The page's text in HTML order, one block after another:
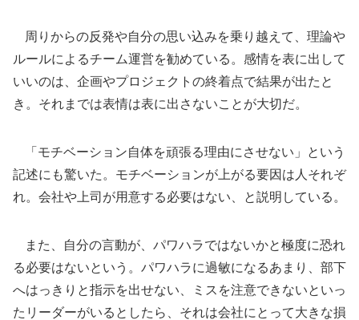
周りからの反発や自分の思い込みを乗り越えて、理論や
ルールによるチーム運営を勧めている。感情を表に出して
いいのは、企画やプロジェクトの終着点で結果が出たと
き。それまでは表情は表に出さないことが大切だ。
「モチベーション自体を頑張る理由にさせない」という
記述にも驚いた。モチベーションが上がる要因は人それぞ
れ。会社や上司が用意する必要はない、と説明している。
また、自分の言動が、パワハラではないかと極度に恐れ
る必要はないという。パワハラに過敏になるあまり、部下
へはっきりと指示を出せない、ミスを注意できないといっ
たリーダーがいるとしたら、それは会社にとって大きな損